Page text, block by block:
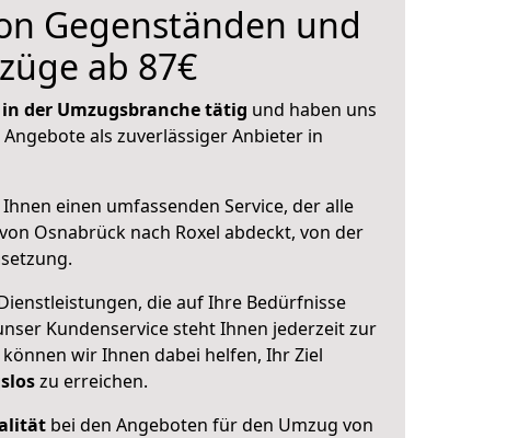
Gegenständen und
ab 87€
in der Umzugsbranche tätig und haben uns
als zuverlässiger Anbieter in
einen umfassenden Service, der alle
Osnabrück nach Roxel abdeckt, von der
die auf Ihre Bedürfnisse
Kundenservice steht Ihnen jederzeit zur
wir Ihnen dabei helfen, Ihr Ziel
zu erreichen.
bei den Angeboten für den Umzug von